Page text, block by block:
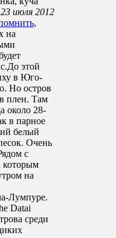
23 июля 2012
на
этой
в Юго-
Но остров
плен. Там
около 28-
в парное
белый
Очень
с
которым
на
Лумпуре.
Datai
среди